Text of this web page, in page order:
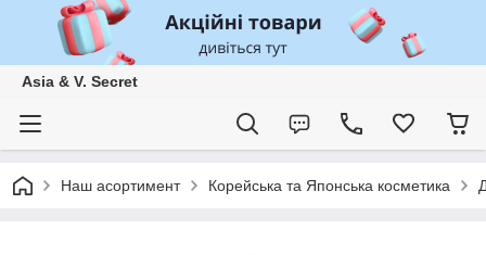
Asia & V. Secret
Наш асортимент Корейська та Японська косметика